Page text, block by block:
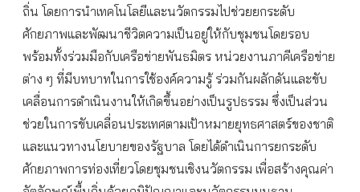
ถิ่น โดยการนำเทคโนโลยีและนวัตกรรมไปช่วยยกระดับ
ศักยภาพและพัฒนาชีวิตความเป็นอยู่ให้กับชุมชนโดยรอบ
พร้อมทั้งร่วมมือกับเครือข่ายพันธมิตร หน่วยงานภาคีเครือข่าย
ต่าง ๆ ที่มีบทบาทในการใช้องค์ความรู้ ร่วมกันผลักดันและขับ
เคลื่อนการดำเนินงานให้เกิดขึ้นอย่างเป็นรูปธรรม ซึ่งเป็นส่วน
ช่วยในการขับเคลื่อนประเทศตามเป้าหมายยุทธศาสตร์ของชาติ
และแนวทางนโยบายของรัฐบาล โดยได้ดำเนินการยกระดับ
ศักยภาพการท่องเที่ยวโดยชุมชนเชิงนวัตกรรม เพื่อสร้างคุณค่า